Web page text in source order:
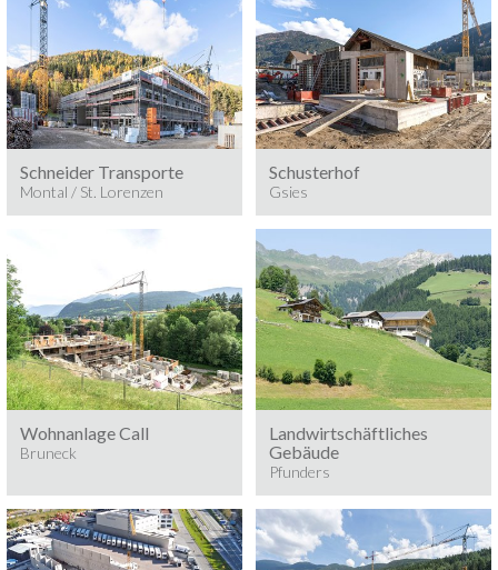
Schneider Transporte
Montal / St. Lorenzen
Baumeisterarbeiten 2025
MONTAL / ST. LORENZEN
Schusterhof
Gsies
Baumeisterarbeiten 2025
GSIES
Wohnanlage Call
Bruneck
Baumeisterarbeiten 2025
BRUNECK
Landwirtschäftliches
Gebäude
Pfunders
Baumeisterarbeiten 2025
PFUNDERS